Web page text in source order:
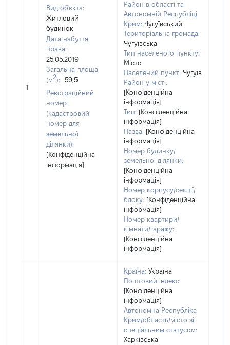
1
Вид об'єкта:
Житловий
будинок
Дата набуття
права:
25.05.2019
Загальна площа
(м2):
59,5
Реєстраційний
номер
(кадастровий
номер для
земельної
ділянки):
[Конфіденційна
інформація]
Район в області та
Автономній Республіці
Крим: Чугуївський
Територіальна громада:
Чугуївська
Тип населеного пункту:
Місто
Населений пункт: Чугуїв
Район у місті:
[Конфіденційна
інформація]
Тип: [Конфіденційна
інформація]
Назва: [Конфіденційна
інформація]
Номер будинку/
земельної ділянки:
[Конфіденційна
інформація]
Номер корпусу/секції/
блоку: [Конфіденційна
інформація]
Номер квартири/
кімнати/гаражу:
[Конфіденційна
інформація]
Країна: Україна
Поштовий індекс:
[Конфіденційна
інформація]
Автономна Республіка
Крим/область/місто зі
спеціальним статусом:
Харківська